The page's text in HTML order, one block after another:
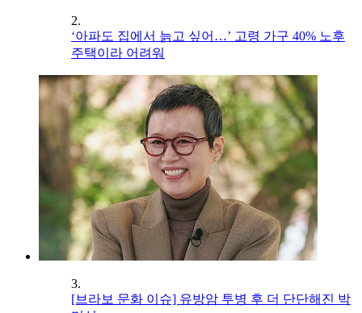
2.
‘아파도 집에서 늙고 싶어…’ 고령 가구 40% 노후
주택이라 어려워
3.
[브라보 문화 이슈] 유방암 투병 후 더 단단해진 박